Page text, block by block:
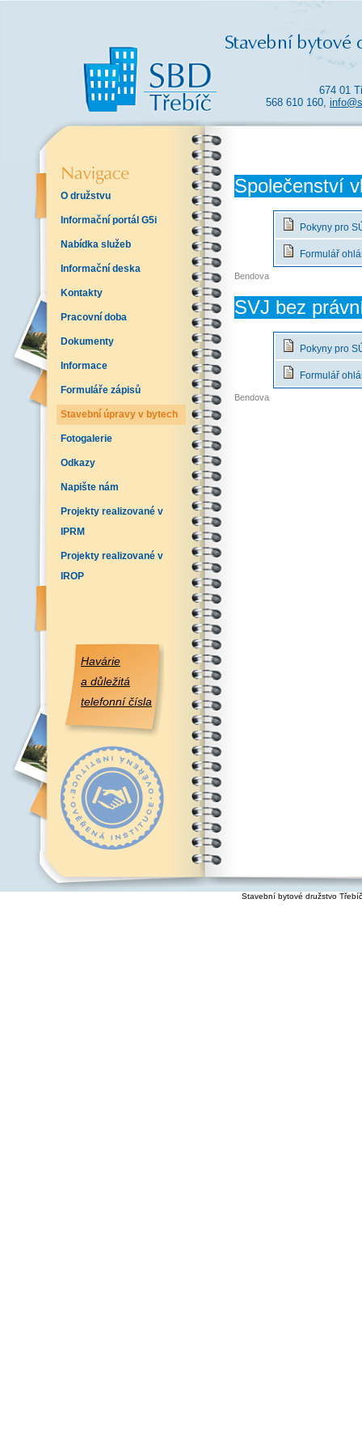
674 01
568 610 160,
O družstvu
Informační portál G5i
Nabídka služeb
Informační deska
Kontakty
Pracovní doba
Dokumenty
Informace
Formuláře zápisů
Stavební úpravy v bytech
Fotogalerie
Odkazy
Napište nám
Projekty realizované v
IPRM
Projekty realizované v
IROP
Havárie
a důležitá
telefonní čísla
Společenství
Pokyny pro
Formulář
Bendova
SVJ bez
Pokyny pro
Formulář
Bendova
Stavební bytové družstvo